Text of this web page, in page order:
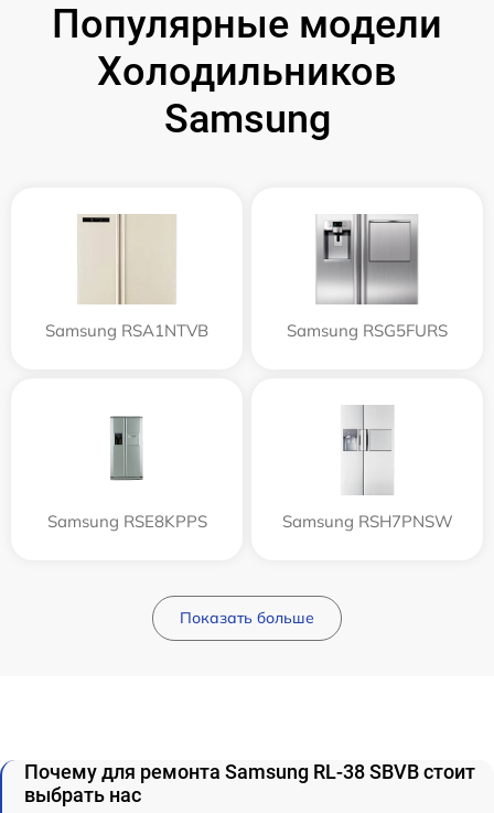
Популярные модели
Холодильников
Samsung
Samsung RSA1NTVB Samsung RSG5FURS
Samsung RSE8KPPS Samsung RSH7PNSW
Показать больше
Почему для ремонта Samsung RL-38 SBVB стоит
выбрать нас